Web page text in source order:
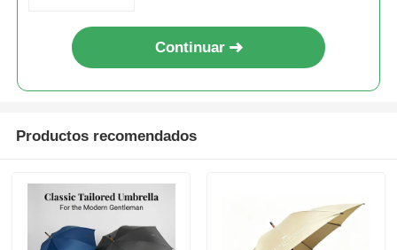
Continuar
Productos recomendados